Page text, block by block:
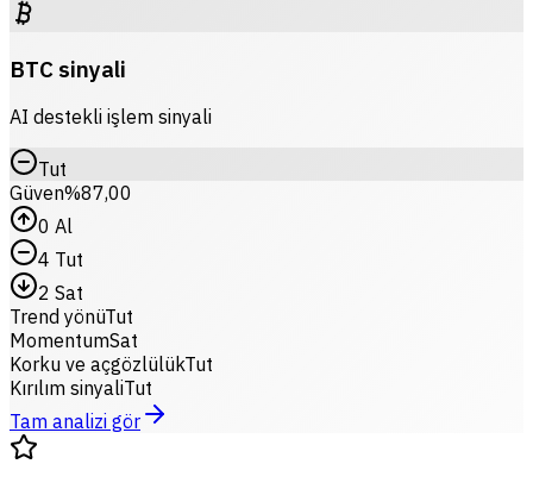
BTC sinyali
AI destekli işlem sinyali
Tut
Güven%87,00
0 Al
4 Tut
2 Sat
Trend yönüTut
MomentumSat
Korku ve açgözlülükTut
Kırılım sinyaliTut
Tam analizi gör